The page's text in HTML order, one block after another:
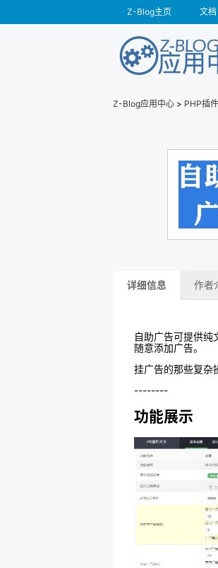
Z-Blog主页 文档
Z-Blog应用中心 > PHP插件
详细信息 作者
自助广告可提供纯
随意添加广告。
挂广告的那些复杂
--------
功能展示